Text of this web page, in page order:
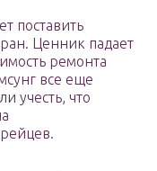
поставить
Ценник падает
ремонта
все еще
учесть, что